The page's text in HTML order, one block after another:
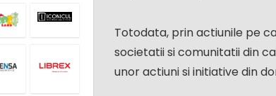
Totodata, prin actiunile pe
societatii si comunitatii din
unor actiuni si initiative din